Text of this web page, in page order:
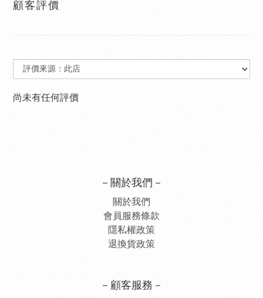
顧客評價
尚未有任何評價
－關於我們－
關於我們
會員服務條款
隱私權政策
退換貨政策
－顧客服務－